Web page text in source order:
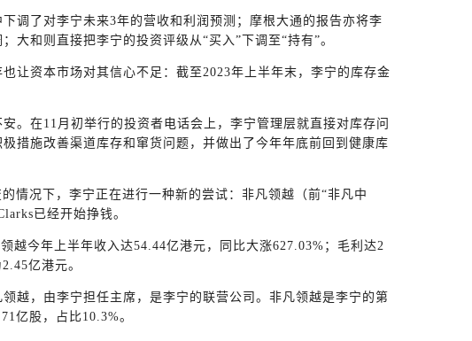
调了对李宁未来3年的营收和利润预测；摩根大通的报告亦将李
大和则直接把李宁的投资评级从“买入”下调至“持有”。
让资本市场对其信心不足：截至2023年上半年末，李宁的库存金
。在11月初举行的投资者电话会上，李宁管理层就直接对库存问
措施改善渠道库存和窜货问题，并做出了今年年底前回到健康库
情况下，李宁正在进行一种新的尝试：非凡领越（前“非凡中
已经开始挣钱。
越今年上半年收入达54.44亿港元，同比大涨627.03%；毛利达2
亿港元。
越，由李宁担任主席，是李宁的联营公司。非凡领越是李宁的第
亿股，占比10.3%。